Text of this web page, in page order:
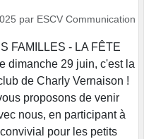
par ESCV Communication
FAMILLES - LA FÊTE
dimanche 29 juin, c'est la
de Charly Vernaison !
proposons de venir
nous, en participant à
pour les petits